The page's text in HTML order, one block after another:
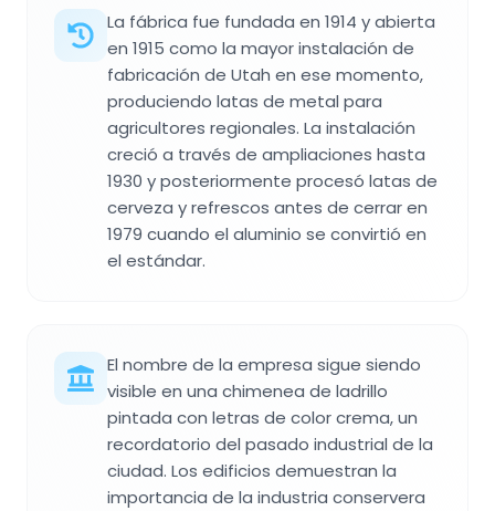
La fábrica fue fundada en 1914 y abierta
en 1915 como la mayor instalación de
fabricación de Utah en ese momento,
produciendo latas de metal para
agricultores regionales. La instalación
creció a través de ampliaciones hasta
1930 y posteriormente procesó latas de
cerveza y refrescos antes de cerrar en
1979 cuando el aluminio se convirtió en
el estándar.
El nombre de la empresa sigue siendo
visible en una chimenea de ladrillo
pintada con letras de color crema, un
recordatorio del pasado industrial de la
ciudad. Los edificios demuestran la
importancia de la industria conservera